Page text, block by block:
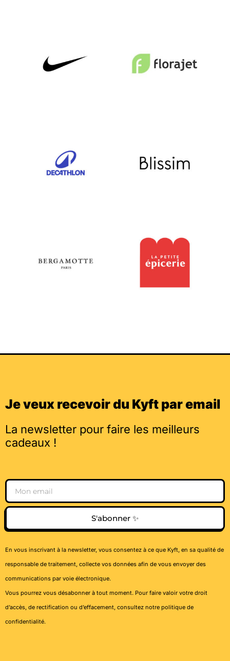
Je veux recevoir du Kyft par email
La newsletter pour faire les meilleurs
cadeaux !
Email
S'abonner ✨
En vous inscrivant à la newsletter, vous consentez à ce que Kyft, en sa qualité de
responsable de traitement, collecte vos données afin de vous envoyer des
communications par voie électronique.
Vous pourrez vous désabonner à tout moment. Pour faire valoir votre droit
d’accès, de rectification ou d’effacement, consultez notre politique de
confidentialité.